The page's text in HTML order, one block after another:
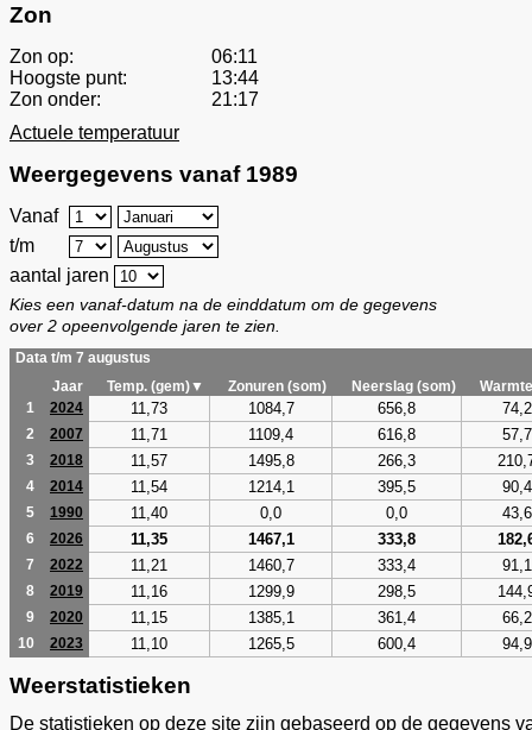
Zon
Zon op:
06:11
Hoogste punt:
13:44
Zon onder:
21:17
Actuele temperatuur
Weergegevens vanaf 1989
Vanaf
t/m
aantal jaren
Kies een vanaf-datum na de einddatum om de gegevens
over 2 opeenvolgende jaren te zien.
Data t/m 7 augustus
Jaar
Temp. (gem)▼ Zonuren (som) Neerslag (som)
1
2024 11,73 1084,7 656,8 74,2
2 2007 11,71 1109,4 616,8 57,7
3 2018 11,57 1495,8 266,3
4 2014 11,54 1214,1 395,5 90,4
5 1990 11,40 0,0 0,0 43,6
6 2026 11,35 1467,1 333,8
7 2022 11,21 1460,7 333,4 91,1
8 2019 11,16 1299,9 298,5
9 2020 11,15 1385,1 361,4 66,2
10 2023 11,10 1265,5 600,4 94,9
Weerstatistieken
De statistieken op deze site zijn gebaseerd op de gegevens